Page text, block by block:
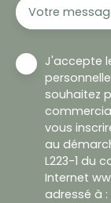
Votre
J'accepte
souhaitez
vous
au
L223-1 du
Internet
adressé à :